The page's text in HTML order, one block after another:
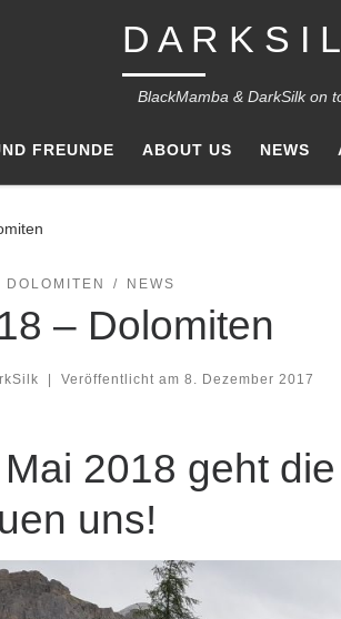
D A R K S I
BlackMamba & DarkSilk on
FREUNDE ABOUT US NEWS
NEWS
– Dolomiten
Veröffentlicht am 8. Dezember 2017
2018 geht
uns!